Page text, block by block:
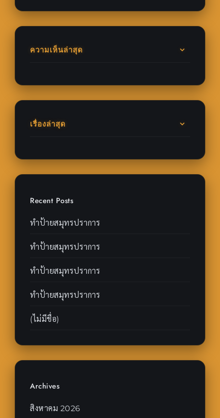
ความเห็นล่าสุด
เรื่องล่าสุด
Recent Posts
ทำป้ายสมุทรปราการ
ทำป้ายสมุทรปราการ
ทำป้ายสมุทรปราการ
ทำป้ายสมุทรปราการ
(ไม่มีชื่อ)
Archives
สิงหาคม 2026